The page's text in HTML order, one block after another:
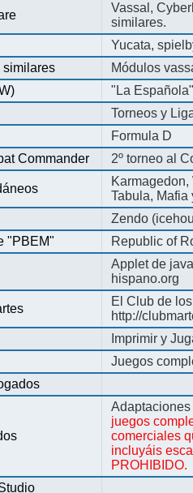
Vassal,
similares.
Yucata,
similares
Módulos
"La
Torneos y
Formula D
Commander
2º torneo al
Tabula, Mafia
Zendo
"PBEM"
Republic of
Applet de
hispano.org
El Club de
http://
Imprimir y
Juegos
juegos
comerciales
incluyáis
PROHIBIDO.